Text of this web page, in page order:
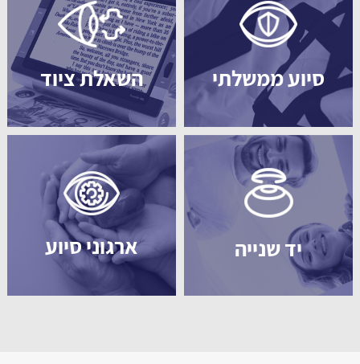
סיוע ממשלתי השאלת ציוד
יד שנייה ארגוני סיוע